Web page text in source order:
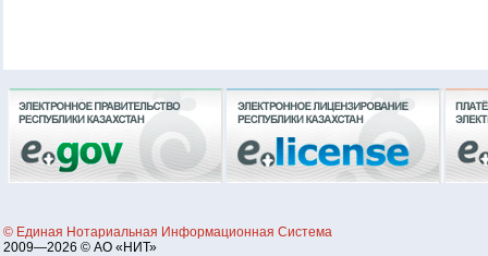
© Единая Нотариальная Информационная Система
2009—2026 © АО «НИТ»